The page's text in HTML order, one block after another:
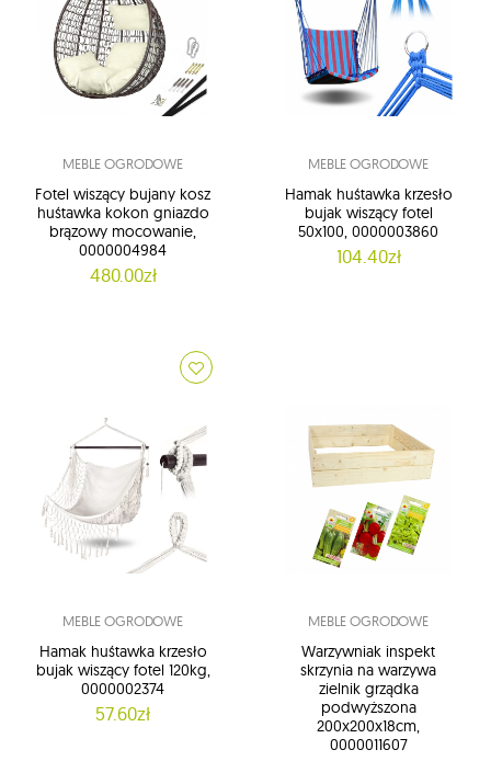
MEBLE OGRODOWE
Fotel wiszący bujany kosz
huśtawka kokon gniazdo
brązowy mocowanie,
0000004984
480.00zł
MEBLE OGRODOWE
Hamak huśtawka krzesło
bujak wiszący fotel
50x100, 0000003860
104.40zł
MEBLE OGRODOWE
Hamak huśtawka krzesło
bujak wiszący fotel 120kg,
0000002374
57.60zł
MEBLE OGRODOWE
Warzywniak inspekt
skrzynia na warzywa
zielnik grządka
podwyższona
200x200x18cm,
0000011607